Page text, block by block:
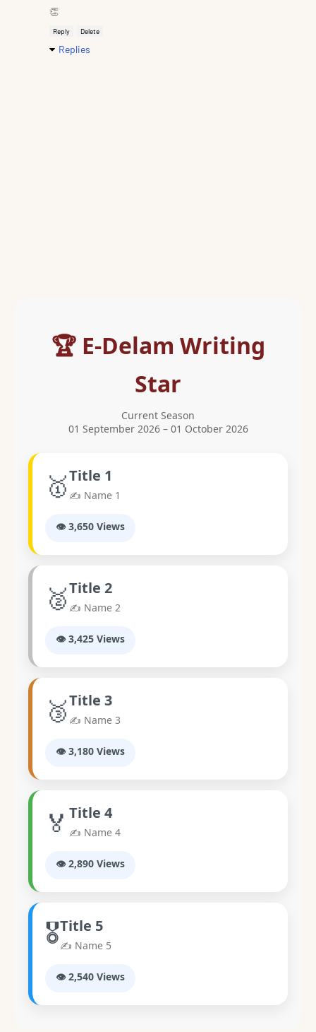
👏
Reply Delete
Replies
🏆 E-Delam Writing
Star
Current Season
01 September 2026 – 01 October 2026
🥇Title 1
✍️ Name 1
👁️ 3,650 Views
🥈Title 2
✍️ Name 2
👁️ 3,425 Views
🥉Title 3
✍️ Name 3
👁️ 3,180 Views
🏅 Title 4
✍️ Name 4
👁️ 2,890 Views
🎖️Title 5
✍️ Name 5
👁️ 2,540 Views